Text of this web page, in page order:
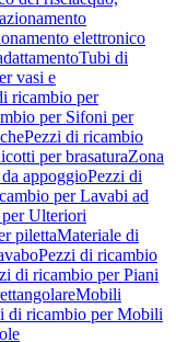
elettronico
Tubi di
vasi e
ricambio per
per Sifoni per
Pezzi di ricambio
per brasaturaZona
appoggioPezzi di
per Lavabi ad
Ulteriori
pilettaMateriale di
Pezzi di ricambio
di ricambio per Piani
Mobili
di ricambio per Mobili